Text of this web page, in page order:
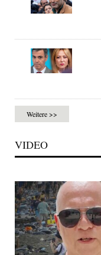
Weitere >>
VIDEO